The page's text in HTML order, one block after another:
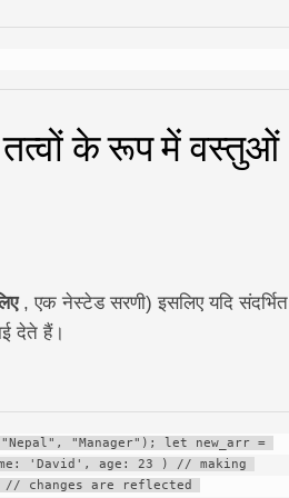
तत्वों के रूप में वस्तुओं
, एक नेस्टेड सरणी) इसलिए यदि संदर्भित
देते हैं।
"Manager"); let new_arr =
'David', age: 23 ) // making
// changes are reflected